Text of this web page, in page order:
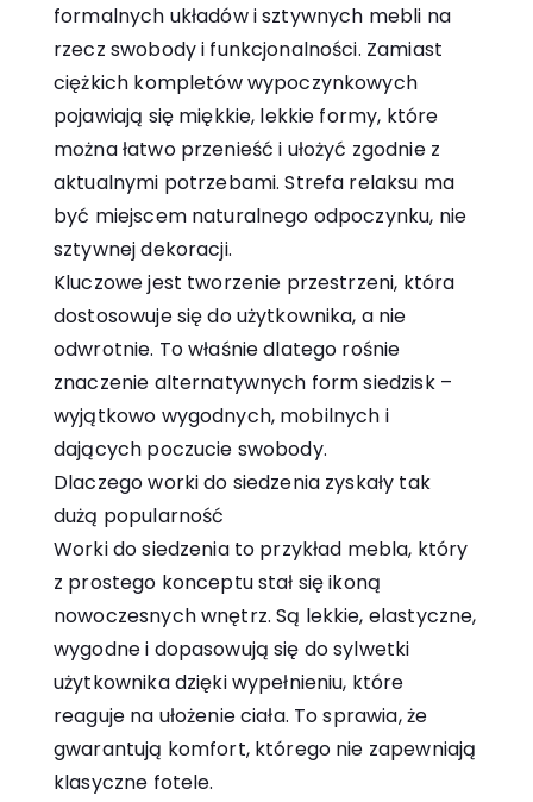
formalnych układów i sztywnych mebli na
rzecz swobody i funkcjonalności. Zamiast
ciężkich kompletów wypoczynkowych
pojawiają się miękkie, lekkie formy, które
można łatwo przenieść i ułożyć zgodnie z
aktualnymi potrzebami. Strefa relaksu ma
być miejscem naturalnego odpoczynku, nie
sztywnej dekoracji.
Kluczowe jest tworzenie przestrzeni, która
dostosowuje się do użytkownika, a nie
odwrotnie. To właśnie dlatego rośnie
znaczenie alternatywnych form siedzisk –
wyjątkowo wygodnych, mobilnych i
dających poczucie swobody.
Dlaczego worki do siedzenia zyskały tak
dużą popularność
Worki do siedzenia to przykład mebla, który
z prostego konceptu stał się ikoną
nowoczesnych wnętrz. Są lekkie, elastyczne,
wygodne i dopasowują się do sylwetki
użytkownika dzięki wypełnieniu, które
reaguje na ułożenie ciała. To sprawia, że
gwarantują komfort, którego nie zapewniają
klasyczne fotele.